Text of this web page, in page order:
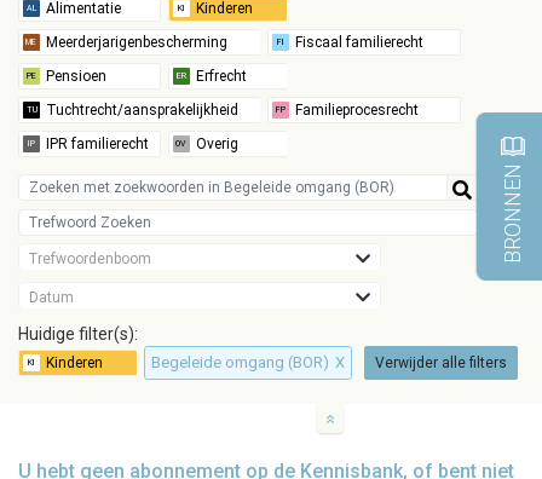
Trefwoordenboom
Datum
Huidige filter(s):
Begeleide omgang (BOR) X Verwijder alle filters
U hebt geen abonnement op de Kennisbank, of bent niet
BRONNEN